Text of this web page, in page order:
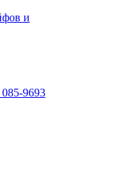
и
9693